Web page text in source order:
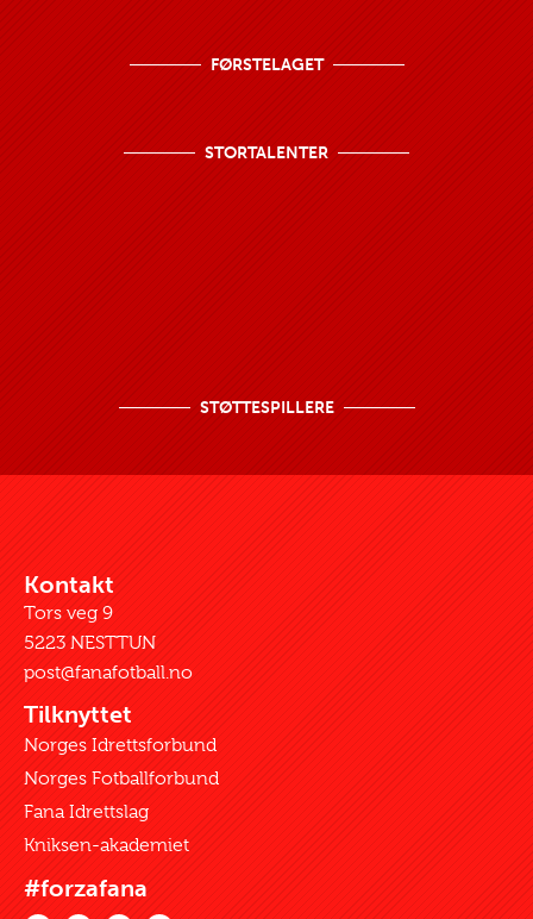
FØRSTELAGET
STORTALENTER
STØTTESPILLERE
Kontakt
Tors veg 9
5223 NESTTUN
post@fanafotball.no
Tilknyttet
Norges Idrettsforbund
Norges Fotballforbund
Fana Idrettslag
Kniksen-akademiet
#forzafana